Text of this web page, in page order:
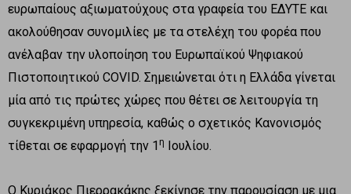
ευρωπαίους αξιωματούχους στα γραφεία του ΕΔΥΤΕ και
ακολούθησαν συνομιλίες με τα στελέχη του φορέα που
ανέλαβαν την υλοποίηση του Ευρωπαϊκού Ψηφιακού
Πιστοποιητικού COVID. Σημειώνεται ότι η Ελλάδα γίνεται
μία από τις πρώτες χώρες που θέτει σε λειτουργία τη
συγκεκριμένη υπηρεσία, καθώς ο σχετικός Κανονισμός
τίθεται σε εφαρμογή την 1 η Ιουλίου.
Ο Κυριάκος Πιερρακάκης ξεκίνησε την παρουσίαση με μια